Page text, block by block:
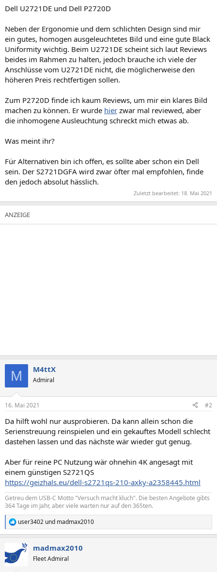
Dell U2721DE und Dell P2720D
Neben der Ergonomie und dem schlichten Design sind mir
ein gutes, homogen ausgeleuchtetes Bild und eine gute Black
Uniformity wichtig. Beim U2721DE scheint sich laut Reviews
beides im Rahmen zu halten, jedoch brauche ich viele der
Anschlüsse vom U2721DE nicht, die möglicherweise den
höheren Preis rechtfertigen sollen.
Zum P2720D finde ich kaum Reviews, um mir ein klares Bild
machen zu können. Er wurde hier zwar mal reviewed, aber
die inhomogene Ausleuchtung schreckt mich etwas ab.
Was meint ihr?
Für Alternativen bin ich offen, es sollte aber schon ein Dell
sein. Der S2721DGFA wird zwar öfter mal empfohlen, finde
den jedoch absolut hässlich.
Zuletzt bearbeitet: 18. Mai 2021
M M4ttX
Admiral
16. Mai 2021 #2
Da hilft wohl nur ausprobieren. Da kann allein schon die
Serienstreuung reinspielen und ein gekauftes Modell schlecht
dastehen lassen und das nächste wär wieder gut genug.
Aber für reine PC Nutzung wär ohnehin 4K angesagt mit
einem günstigen S2721QS
https://geizhals.eu/dell-s2721qs-210-axky-a2358445.html
Getreu dem USB-C Motto "Versuch macht kluch". Die besten Angebote gibts
364 Tage im Jahr, aber viele warten nur auf den 365ten.
R
e
t
i
user3402 und madmax2010
madmax2010
Fleet Admiral